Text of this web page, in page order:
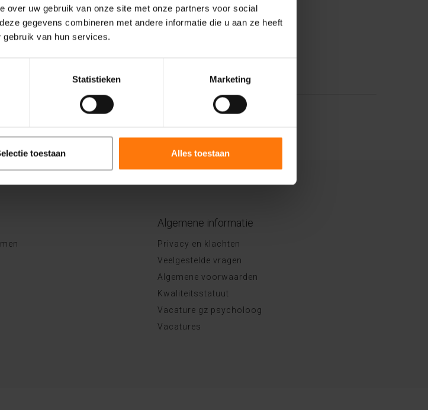
over uw gebruik van onze site met onze partners voor social
gegevens combineren met andere informatie die u aan ze heeft
van hun services.
Statistieken Marketing
toestaan Alles toestaan
Algemene informatie
Privacy en klachten
Veelgestelde vragen
Algemene voorwaarden
Kwaliteitsstatuut
Vacature gz psycholoog
Vacatures